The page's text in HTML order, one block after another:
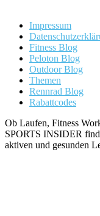
Impressum
Fitness Blog
Peloton Blog
Outdoor Blog
Themen
Rennrad Blog
Rabattcodes
Ob Laufen, Fitness
SPORTS INSIDER
aktiven und gesunden